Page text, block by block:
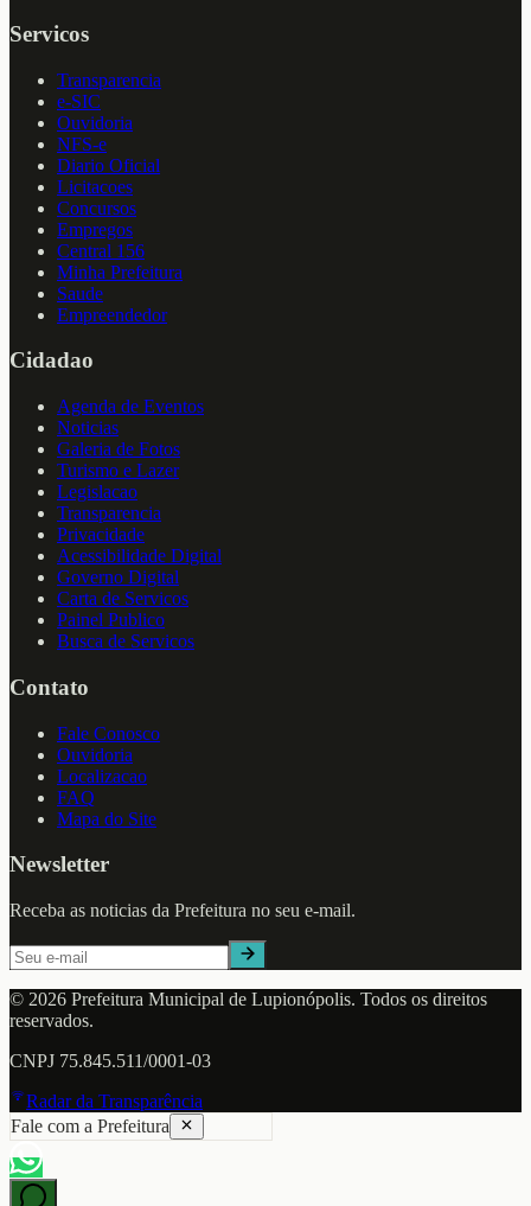
Servicos
Transparencia
e-SIC
Ouvidoria
NFS-e
Diario Oficial
Licitacoes
Concursos
Empregos
Central 156
Minha Prefeitura
Saude
Empreendedor
Cidadao
Agenda de Eventos
Noticias
Galeria de Fotos
Turismo e Lazer
Legislacao
Transparencia
Privacidade
Acessibilidade Digital
Governo Digital
Carta de Servicos
Painel Publico
Busca de Servicos
Contato
Fale Conosco
Ouvidoria
Localizacao
FAQ
Mapa do Site
Newsletter
Receba as noticias da Prefeitura no seu e-mail.
© 2026 Prefeitura Municipal de Lupionópolis. Todos os direitos
reservados.
CNPJ 75.845.511/0001-03
Radar da Transparência
Fale com a Prefeitura